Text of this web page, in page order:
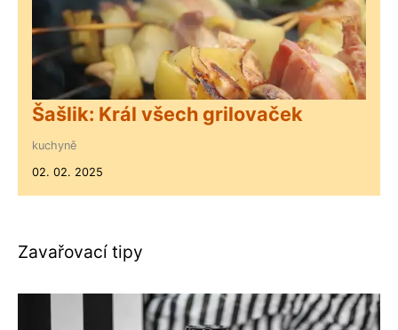
Šašlik: Král všech grilovaček
kuchyně
02. 02. 2025
Zavařovací tipy